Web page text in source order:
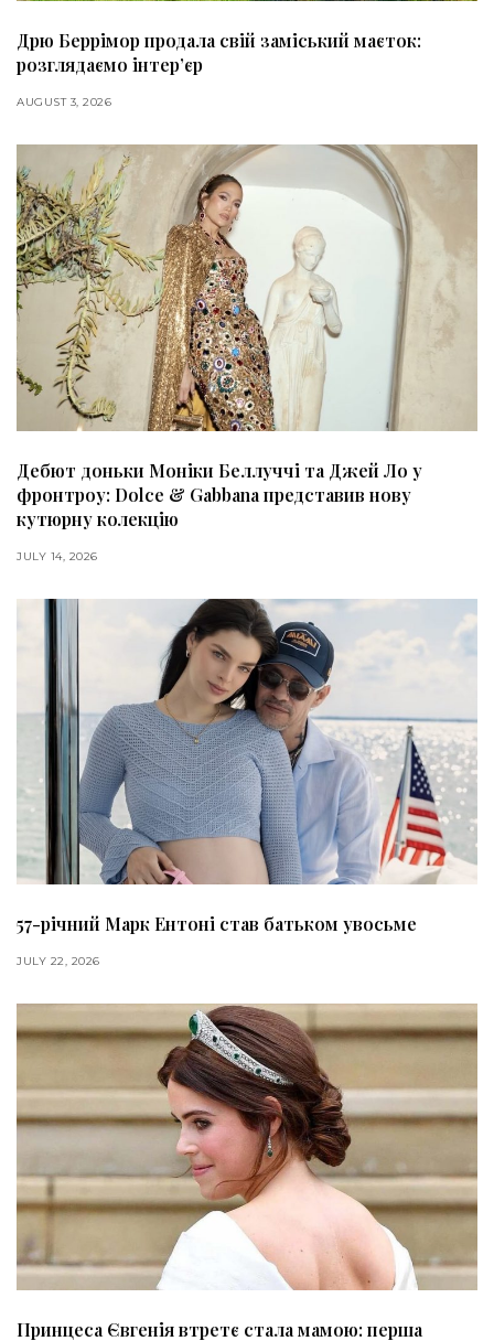
Дрю Беррімор продала свій заміський маєток:
розглядаємо інтер’єр
AUGUST 3, 2026
Дебют доньки Моніки Беллуччі та Джей Ло у
фронтроу: Dolce & Gabbana представив нову
кутюрну колекцію
JULY 14, 2026
57-річний Марк Ентоні став батьком увосьме
JULY 22, 2026
Принцеса Євгенія втретє стала мамою: перша